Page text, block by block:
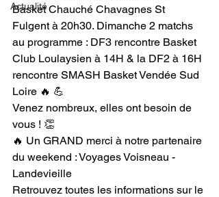
Actualité
Basket Chauché Chavagnes St
Fulgent à 20h30. Dimanche 2 matchs
au programme : DF3 rencontre Basket
Club Loulaysien à 14H & la DF2 à 16H
rencontre SMASH Basket Vendée Sud
Loire 🔥 💪
Venez nombreux, elles ont besoin de
vous ! 👏
🔥 Un GRAND merci à notre partenaire
du weekend : Voyages Voisneau -
Landevieille
Retrouvez toutes les informations sur le